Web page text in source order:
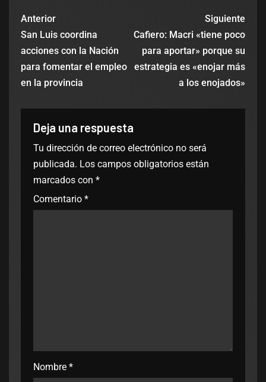
Anterior
San Luis coordina
acciones con la Nación
para fomentar el empleo
en la provincia
Siguiente
Cafiero: Macri «tiene poco
para aportar» porque su
estrategia es «enojar más
a los enojados»
Deja una respuesta
Tu dirección de correo electrónico no será
publicada. Los campos obligatorios están
marcados con *
Comentario *
Nombre *